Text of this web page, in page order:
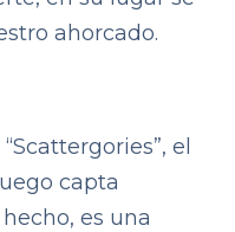
ahorcado.
el
capta
es una